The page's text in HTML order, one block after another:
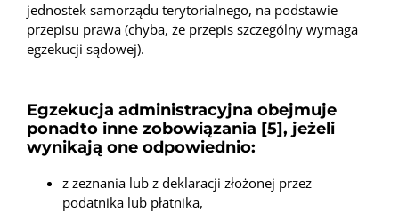
jednostek samorządu terytorialnego, na podstawie
przepisu prawa (chyba, że przepis szczególny wymaga
egzekucji sądowej).
Egzekucja administracyjna obejmuje
ponadto inne zobowiązania [5], jeżeli
wynikają one odpowiednio:
z zeznania lub z deklaracji złożonej przez
podatnika lub płatnika,